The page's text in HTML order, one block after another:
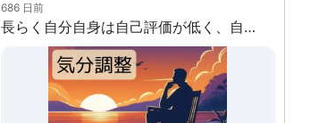
686 日前
長らく自分自身は自己評価が低く、自分に自信が持てなくなり、過度な自己批判や否定的な考えが頭から離れなくなり、次の一歩が踏み出せないことがありました。この困りごとは多少は解決してきたのですが、その陰には、自分が選び取り、自分のことを助けてくれ、そしてそれでもなお自分自身を苛(さいな)んできた善悪観があります。これについて、今回は主観で見たメリットとデメリット、およびうまい使い方について説明できればと思います。